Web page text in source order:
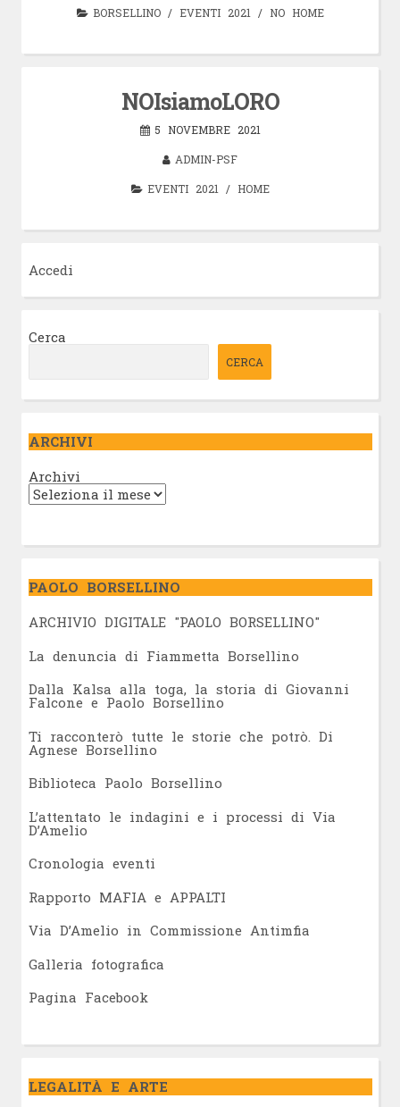
BORSELLINO/ EVENTI 2021 / NO HOME
NOIsiamoLORO
5 NOVEMBRE 2021
ADMIN-PSF
EVENTI 2021 / HOME
Accedi
Cerca
CERCA
ARCHIVI
Archivi
PAOLO BORSELLINO
ARCHIVIO DIGITALE "PAOLO BORSELLINO"
La denuncia di Fiammetta Borsellino
Dalla Kalsa alla toga, la storia di Giovanni
Falcone e Paolo Borsellino
Ti racconterò tutte le storie che potrò. Di
Agnese Borsellino
Biblioteca Paolo Borsellino
L’attentato le indagini e i processi di Via
D’Amelio
Cronologia eventi
Rapporto MAFIA e APPALTI
Via D’Amelio in Commissione Antimfia
Galleria fotografica
Pagina Facebook
LEGALITÀ E ARTE